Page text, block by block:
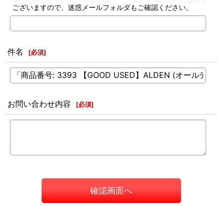
ございますので、迷惑メールフォルダもご確認ください。
件名 [必須]
お問い合わせ内容 [必須]
確認画面へ